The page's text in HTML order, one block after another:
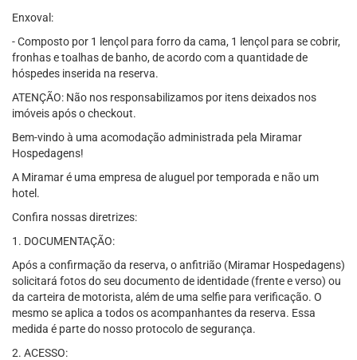
Enxoval:
- Composto por 1 lençol para forro da cama, 1 lençol para se cobrir,
fronhas e toalhas de banho, de acordo com a quantidade de
hóspedes inserida na reserva.
ATENÇÃO: Não nos responsabilizamos por itens deixados nos
imóveis após o checkout.
Bem-vindo à uma acomodação administrada pela Miramar
Hospedagens!
A Miramar é uma empresa de aluguel por temporada e não um
hotel.
Confira nossas diretrizes:
1. DOCUMENTAÇÃO:
Após a confirmação da reserva, o anfitrião (Miramar Hospedagens)
solicitará fotos do seu documento de identidade (frente e verso) ou
da carteira de motorista, além de uma selfie para verificação. O
mesmo se aplica a todos os acompanhantes da reserva. Essa
medida é parte do nosso protocolo de segurança.
2. ACESSO: